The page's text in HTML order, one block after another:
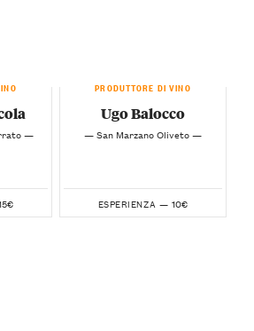
—
PRODUTTORE DI VINO
Ugo Balocco
— San Marzano Oliveto —
ESPERIENZA — 10€